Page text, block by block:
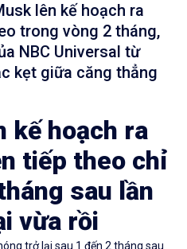
lên kế hoạch ra
trong vòng 2 tháng,
NBC Universal từ
kẹt giữa căng thẳng
kế hoạch ra
tiếp theo chỉ
sau lần
vừa rồi
trở lại sau 1 đến 2 tháng sau